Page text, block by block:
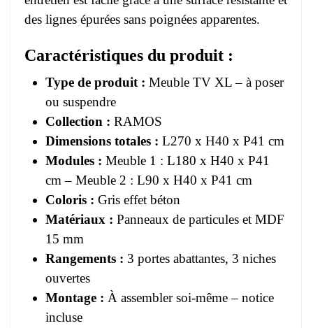
des lignes épurées sans poignées apparentes.
Caractéristiques du produit :
Type de produit : Meuble TV XL – à poser
ou suspendre
Collection : RAMOS
Dimensions totales : L270 x H40 x P41 cm
Modules : Meuble 1 : L180 x H40 x P41
cm – Meuble 2 : L90 x H40 x P41 cm
Coloris : Gris effet béton
Matériaux : Panneaux de particules et MDF
15 mm
Rangements : 3 portes abattantes, 3 niches
ouvertes
Montage : À assembler soi-même – notice
incluse